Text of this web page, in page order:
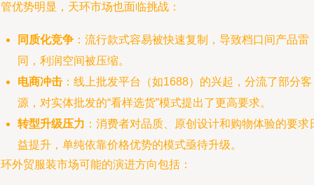
优势明显，天环市场也面临挑战：
同质化竞争 ：流行款式容易被快速复制，导致档口间产品雷
同，利润空间被压缩。
电商冲击 ：线上批发平台（如1688）的兴起，分流了部分客
源，对实体批发的“看样选货”模式提出了更高要求。
转型升级压力 ：消费者对品质、原创设计和购物体验的要求
益提升，单纯依靠价格优势的模式亟待升级。
外贸服装市场可能的演进方向包括：